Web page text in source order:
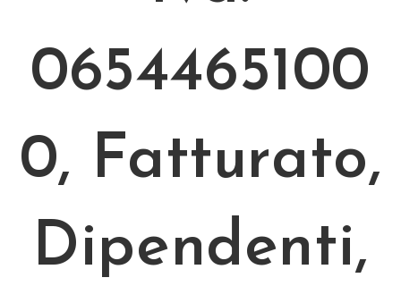
0654465100
0, Fatturato,
Dipendenti,